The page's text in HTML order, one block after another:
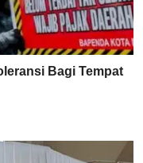
Bagi Tempat